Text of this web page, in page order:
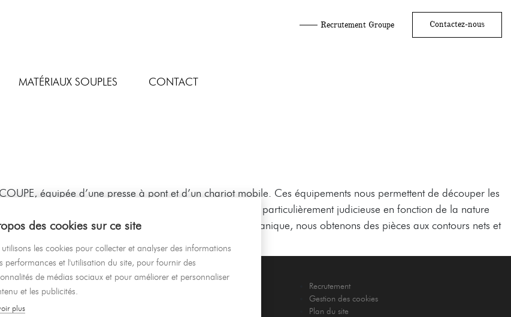
Recrutement Groupe Contactez-nous
MATÉRIAUX SOUPLES CONTACT
équipée d’une presse à pont et d’un chariot mobile. Ces équipements nous permettent de découper les
l’aide d’emporte-pièce. Cette technique de découpe est particulièrement judicieuse en fonction de la nature
certains motifs spécifiques. Grâce à cette presse mécanique, nous obtenons des pièces aux contours nets et
Recrutement
Gestion des cookies
Plan du site
des cookies sur ce site
les cookies pour collecter et analyser des informations
performances et l'utilisation du site, pour fournir des
de médias sociaux et pour améliorer et personnaliser
et les publicités.
plus